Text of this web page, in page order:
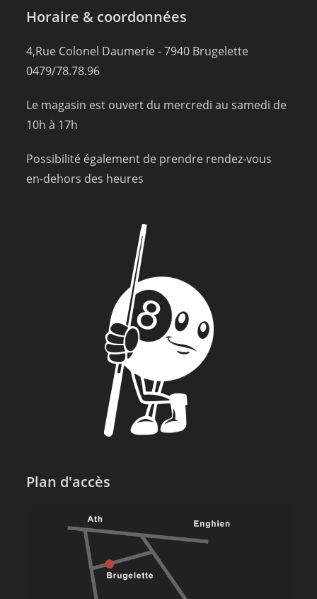
Horaire & coordonnées
4,Rue Colonel Daumerie - 7940 Brugelette
0479/78.78.96
Le magasin est ouvert du mercredi au samedi de
10h à 17h
Possibilité également de prendre rendez-vous
en-dehors des heures
Plan d'accès